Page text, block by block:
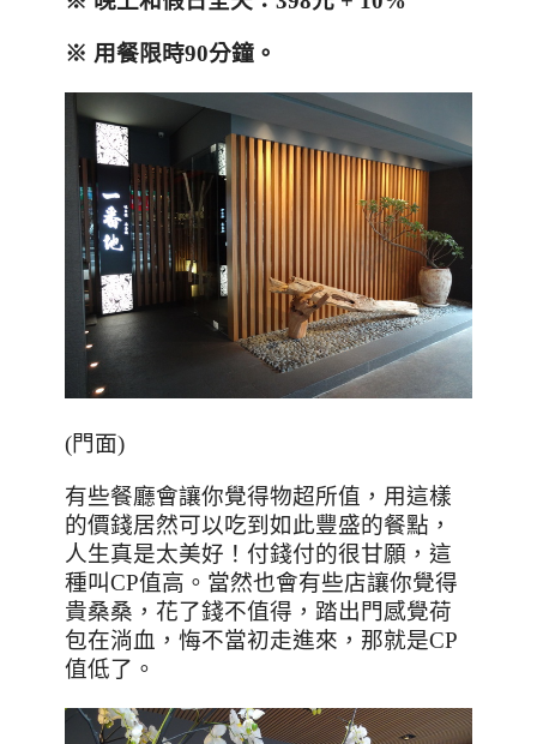
※ 用餐限時90分鐘 。
(門面)
有些餐廳會讓你覺得物超所值，用這樣
的價錢居然可以吃到如此豐盛的餐點，
人生真是太美好！付錢付的很甘願 ， 這
種叫CP值高。當然也會有些店讓你覺得
貴桑桑，花了錢不值得，踏出門感覺荷
包在淌血 ，悔不當初走進來， 那就是CP
值低了。